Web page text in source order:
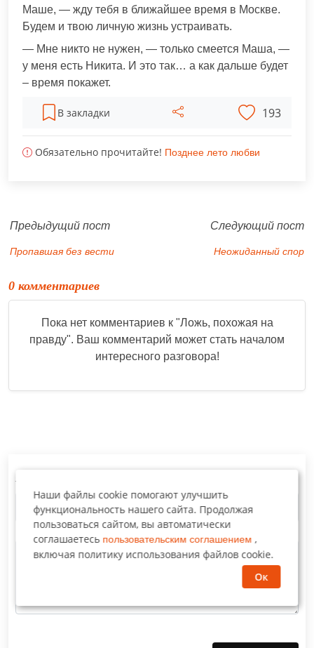
Маше, — жду тебя в ближайшее время в Москве.
Будем и твою личную жизнь устраивать.
— Мне никто не нужен, — только смеется Маша, —
у меня есть Никита. И это так… а как дальше будет
– время покажет.
В закладки 193
Обязательно прочитайте! Позднее лето любви
Предыдущий пост
Пропавшая без вести
Следующий пост
Неожиданный спор
0 комментариев
Пока нет комментариев к "Ложь, похожая на
правду". Ваш комментарий может стать началом
интересного разговора!
Напишите комментарий
Наши файлы cookie помогают улучшить
функциональность нашего сайта. Продолжая
пользоваться сайтом, вы автоматически
соглашаетесь пользовательским соглашением ,
включая политику использования файлов cookie.
Ок